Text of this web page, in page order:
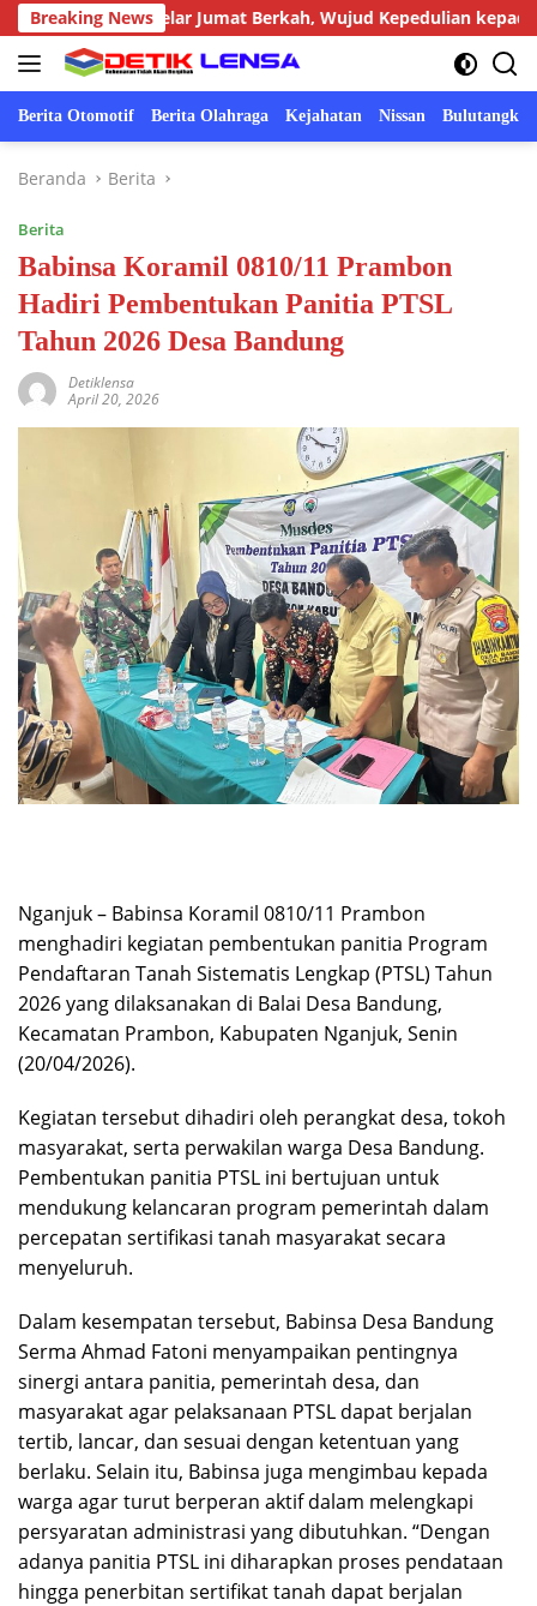
Langsung
ke
konten
Breaking News
Gelar Jumat Berkah, Wujud Kepedulian kepada
Berita Otomotif Berita Olahraga Kejahatan Nissan Bulutangkis
Beranda Berita
Berita
Babinsa Koramil 0810/11 Prambon
Hadiri Pembentukan Panitia PTSL
Tahun 2026 Desa Bandung
Detiklensa
April 20, 2026
Nganjuk – Babinsa Koramil 0810/11 Prambon
menghadiri kegiatan pembentukan panitia Program
Pendaftaran Tanah Sistematis Lengkap (PTSL) Tahun
2026 yang dilaksanakan di Balai Desa Bandung,
Kecamatan Prambon, Kabupaten Nganjuk, Senin
(20/04/2026).
Kegiatan tersebut dihadiri oleh perangkat desa, tokoh
masyarakat, serta perwakilan warga Desa Bandung.
Pembentukan panitia PTSL ini bertujuan untuk
mendukung kelancaran program pemerintah dalam
percepatan sertifikasi tanah masyarakat secara
menyeluruh.
Dalam kesempatan tersebut, Babinsa Desa Bandung
Serma Ahmad Fatoni menyampaikan pentingnya
sinergi antara panitia, pemerintah desa, dan
masyarakat agar pelaksanaan PTSL dapat berjalan
tertib, lancar, dan sesuai dengan ketentuan yang
berlaku. Selain itu, Babinsa juga mengimbau kepada
warga agar turut berperan aktif dalam melengkapi
persyaratan administrasi yang dibutuhkan. “Dengan
adanya panitia PTSL ini diharapkan proses pendataan
hingga penerbitan sertifikat tanah dapat berjalan